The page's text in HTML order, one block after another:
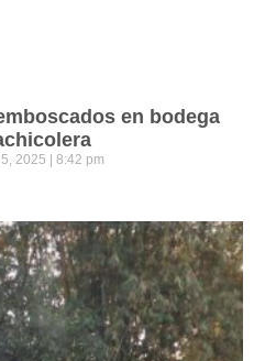
en bodega
2025 8:42 pm